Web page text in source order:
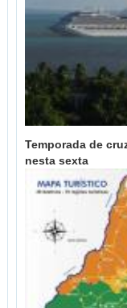
Temporada de
nesta sexta